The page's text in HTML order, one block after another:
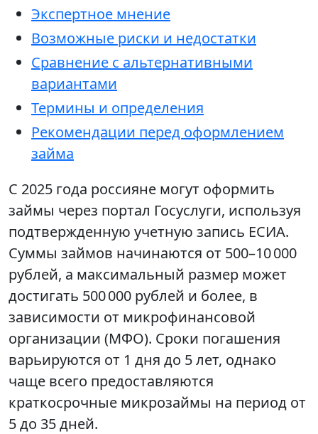
Экспертное мнение
Возможные риски и недостатки
Сравнение с альтернативными
вариантами
Термины и определения
Рекомендации перед оформлением
займа
С 2025 года россияне могут оформить
займы через портал Госуслуги, используя
подтвержденную учетную запись ЕСИА.
Суммы займов начинаются от 500–10 000
рублей, а максимальный размер может
достигать 500 000 рублей и более, в
зависимости от микрофинансовой
организации (МФО). Сроки погашения
варьируются от 1 дня до 5 лет, однако
чаще всего предоставляются
краткосрочные микрозаймы на период от
5 до 35 дней.